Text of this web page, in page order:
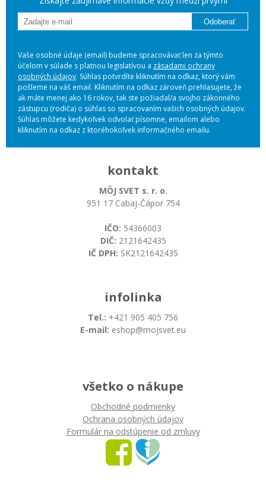
Odoberať
Vaše osobné údaje (email) budeme spracovávať len za týmto
účelom v súlade s platnou legislatívou a zásadami ochrany
osobných údajov. Súhlas potvrdíte kliknutím na odkaz, ktorý vám
pošleme na váš email. Kliknutím na odkaz zároveň prehlasujete, že
ak máte menej ako 16 rokov, tak ste požiadal/a svojho zákonného
zástupcu (rodiča) o súhlas so spracovaním vašich osobných údajov.
Súhlas môžete kedykoľvek odvolať písomne, emailom alebo
kliknutím na odkaz z ktoréhokoľvek informačného emailu.
kontakt
MÔJ SVET s. r. o.
951 17 Cabaj-Čápor 754
IČO: 54366003
DIČ: 2121642435
IČ DPH: SK2121642435
infolinka
Tel.: +421 905 405 756
E-mail: eshop@mojsvet.eu
všetko o nákupe
Obchodné podmienky
Ochrana osobných údajov
Formulár na odstúpenie od zmluvy